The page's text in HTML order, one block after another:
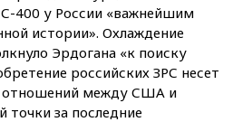
400 у России «важнейшим
истории». Охлаждение
Эрдогана «к поиску
российских ЗРС несет
отношений между США и
точки за последние